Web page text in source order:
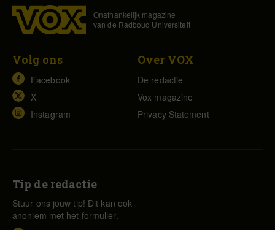
Onafhankelijk magazine
van de Radboud Universiteit
Volg ons
Facebook
X
Instagram
Over VOX
De redactie
Vox magazine
Privacy Statement
Tip de redactie
Stuur ons jouw tip! Dit kan ook
anoniem met het formulier.